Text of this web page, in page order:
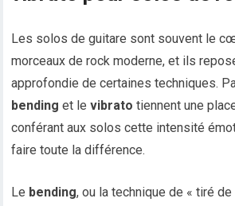
Les solos de guitare sont souvent le
morceaux de rock moderne, et ils
approfondie de certaines techniques.
bending et levibrato tiennent une
conférant aux solos cette intensité
faire toute la différence.
Le bending, ou la technique de « tiré